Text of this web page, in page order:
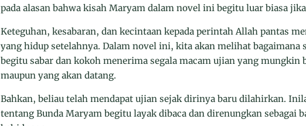
pada alasan bahwa kisah Maryam dalam novel ini begitu luar biasa
Keteguhan, kesabaran, dan kecintaan kepada perintah Allah pantas
yang hidup setelahnya. Dalam novel ini, kita akan melihat bagaimana
begitu sabar dan kokoh menerima segala macam ujian yang
maupun yang akan datang.
Bahkan, beliau telah mendapat ujian sejak dirinya baru dilahirkan.
tentang Bunda Maryam begitu layak dibaca dan direnungkan sebagai